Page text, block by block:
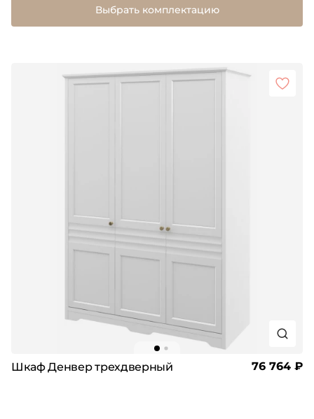
Выбрать комплектацию
Шкаф Денвер трехдверный 76 764 ₽